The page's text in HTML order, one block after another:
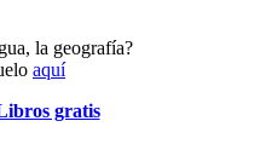
la geografía?
aquí
gratis